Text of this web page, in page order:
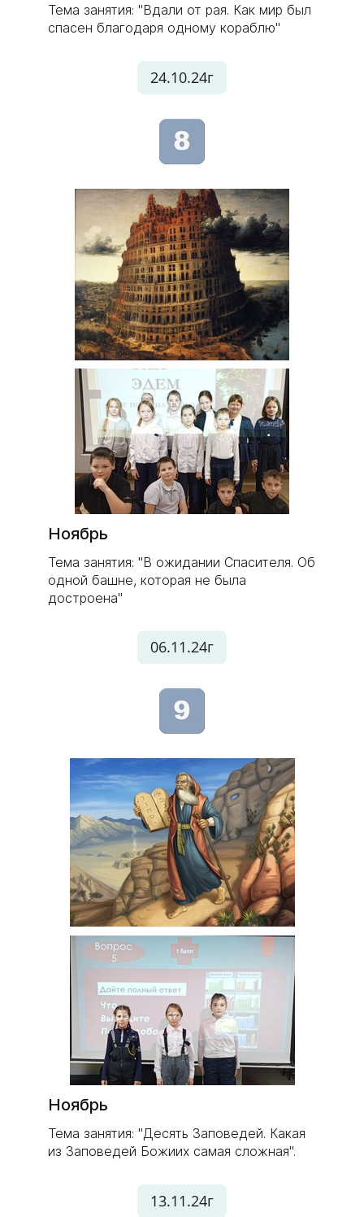
Тема занятия: "Вдали от рая. Как мир был
спасен благодаря одному кораблю"
24.10.24г
Ноябрь
Тема занятия: "В ожидании Спасителя. Об
одной башне, которая не была
достроена"
06.11.24г
Ноябрь
Тема занятия: "Десять Заповедей. Какая
из Заповедей Божиих самая сложная".
13.11.24г